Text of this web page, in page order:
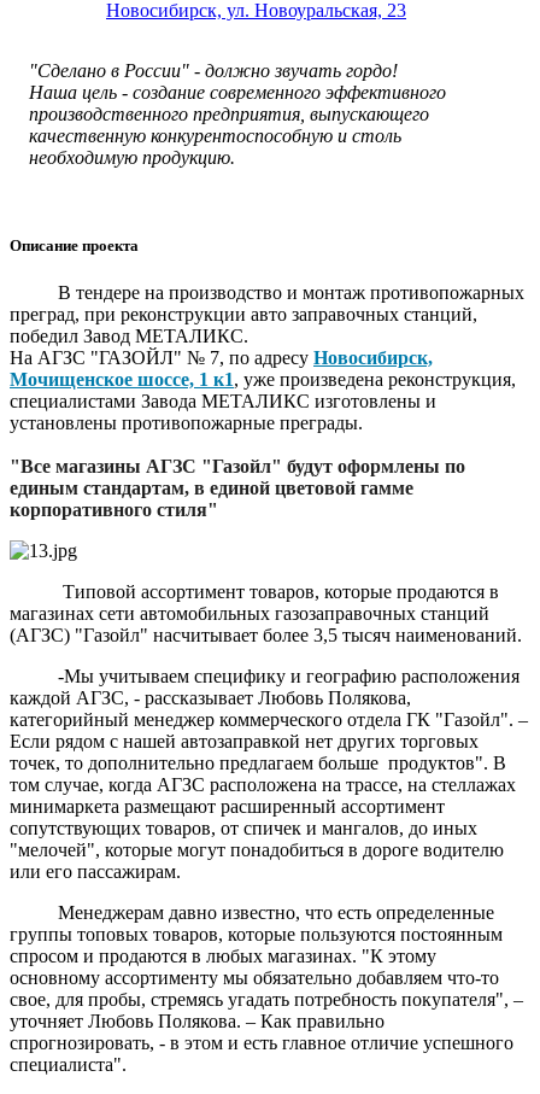
Новосибирск, ул. Новоуральская, 23
"Сделано в России" - должно звучать гордо!
Наша цель - создание современного эффективного
производственного предприятия, выпускающего
качественную конкурентоспособную и столь
необходимую продукцию.
Описание проекта
В тендере на производство и монтаж противопожарных
преград, при реконструкции авто заправочных станций,
победил Завод МЕТАЛИКС.
На АГЗС "ГАЗОЙЛ" № 7, по адресу Новосибирск,
Мочищенское шоссе, 1 к1, уже произведена реконструкция,
специалистами Завода МЕТАЛИКС изготовлены и
установлены противопожарные преграды.
"Все магазины АГЗС "Газойл" будут оформлены по
единым стандартам, в единой цветовой гамме
корпоративного стиля"
Типовой ассортимент товаров, которые продаются в
магазинах сети автомобильных газозаправочных станций
(АГЗС) "Газойл" насчитывает более 3,5 тысяч наименований.
-Мы учитываем специфику и географию расположения
каждой АГЗС, - рассказывает Любовь Полякова,
категорийный менеджер коммерческого отдела ГК "Газойл". –
Если рядом с нашей автозаправкой нет других торговых
точек, то дополнительно предлагаем больше продуктов". В
том случае, когда АГЗС расположена на трассе, на стеллажах
минимаркета размещают расширенный ассортимент
сопутствующих товаров, от спичек и мангалов, до иных
"мелочей", которые могут понадобиться в дороге водителю
или его пассажирам.
Менеджерам давно известно, что есть определенные
группы топовых товаров, которые пользуются постоянным
спросом и продаются в любых магазинах. "К этому
основному ассортименту мы обязательно добавляем что-то
свое, для пробы, стремясь угадать потребность покупателя", –
уточняет Любовь Полякова. – Как правильно
спрогнозировать, - в этом и есть главное отличие успешного
специалиста".